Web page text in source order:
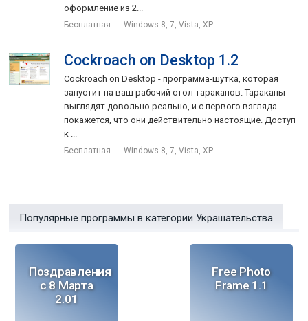
оформление из 2...
Бесплатная Windows 8, 7, Vista, XP
Cockroach on Desktop 1.2
Cockroach on Desktop - программа-шутка, которая
запустит на ваш рабочий стол тараканов. Тараканы
выглядят довольно реально, и с первого взгляда
покажется, что они действительно настоящие. Доступ
к ...
Бесплатная Windows 8, 7, Vista, XP
Популярные программы в категории Украшательства
Поздравления
с 8 Марта
2.01
Free Photo
Frame 1.1